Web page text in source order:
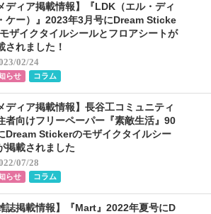
ディア掲載情報】『LDK（エル・ディ
ケー）』2023年3月号にDream Sticke
ザイクタイルシールとフロアシートが
されました！
02/24
らせ コラム
ディア掲載情報】長谷工コミュニティ
者向けフリーペーパー『素敵生活』90
Dream Stickerのモザイクタイルシー
掲載されました
07/28
らせ コラム
誌掲載情報】『Mart』2022年夏号にD